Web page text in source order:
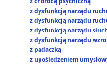
z dysfunkcją narządu
z dysfunkcją narządu
z dysfunkcją narządu
z dysfunkcją narządu
z padaczką
z upośledzeniem